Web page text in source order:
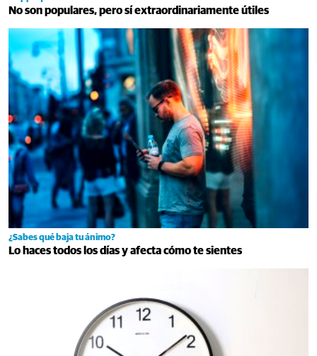
No son populares, pero sí extraordinariamente útiles
¿Sabes qué baja tu ánimo?
Lo haces todos los días y afecta cómo te sientes